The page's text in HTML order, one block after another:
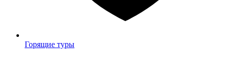
Горящие туры